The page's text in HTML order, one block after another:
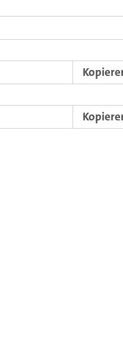
dem Lecture2Go-Videoplayer
Video-Baustein einzubetten.
für Zitat2Go. Bitte in das
Auswahl eines Start- und
diesen Code, um den